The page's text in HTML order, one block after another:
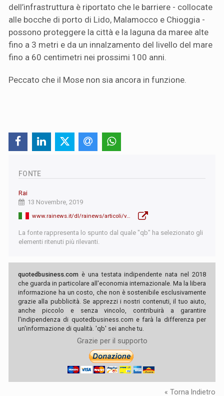
dell’infrastruttura è riportato che le barriere - collocate
alle bocche di porto di Lido, Malamocco e Chioggia -
possono proteggere la città e la laguna da maree alte
fino a 3 metri e da un innalzamento del livello del mare
fino a 60 centimetri nei prossimi 100 anni.
Peccato che il Mose non sia ancora in funzione.
FONTE
Rai
13 Novembre, 2019
www.rainews.it/dl/rainews/articoli/venezia-acqua-alta-san-marco-4d6d7660-0392-49ce-a5d4-f30741d4240d.html
La fonte rappresenta lo spunto dal quale "qb" ha selezionato gli
elementi ritenuti più rilevanti.
quotedbusiness.com è una testata indipendente nata nel 2018
che guarda in particolare all'economia internazionale. Ma la libera
informazione ha un costo, che non è sostenibile esclusivamente
grazie alla pubblicità. Se apprezzi i nostri contenuti, il tuo aiuto,
anche piccolo e senza vincolo, contribuirà a garantire
l'indipendenza di quotedbusiness.com e farà la differenza per
un'informazione di qualità. 'qb' sei anche tu.
Grazie per il supporto
« Torna Indietro